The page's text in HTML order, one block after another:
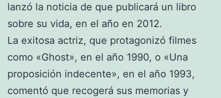
lanzó la noticia de que publicará un libro
sobre su vida, en el año en 2012.
La exitosa actriz, que protagonizó filmes
como «Ghost», en el año 1990, o «Una
proposición indecente», en el año 1993,
comentó que recogerá sus memorias y